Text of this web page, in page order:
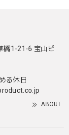
橋1-21-6 宝山ビ
る休日
ABOUT